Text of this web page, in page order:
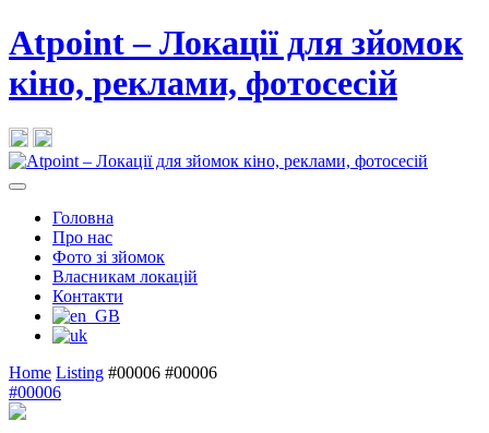
Atpoint – Локації для зйомок
кіно, реклами, фотосесій
Головна
Про нас
Фото зі зйомок
Власникам локацій
Контакти
Home Listing #00006 #00006
#00006